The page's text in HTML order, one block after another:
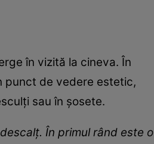
în vizită la cineva. În
punct de vedere estetic,
sau în șosete.
În primul rând este o